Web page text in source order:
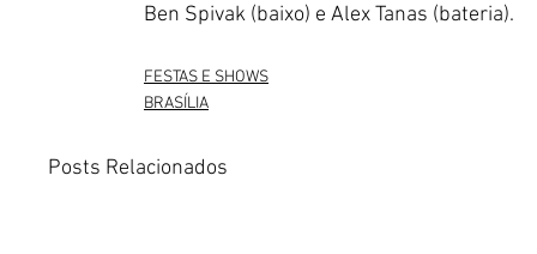
Ben Spivak (baixo) e Alex Tanas (bateria).
FESTAS E SHOWS
BRASÍLIA
Posts Relacionados